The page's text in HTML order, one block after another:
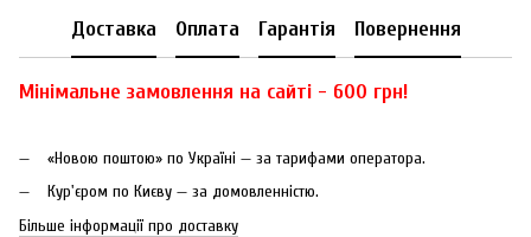
Доставка Оплата Гарантія Повернення
Мінімальне замовлення на сайті - 600 грн!
«Новою поштою» по Україні — за тарифами оператора.
Кур'єром по Києву — за домовленністю.
Більше інформації про доставку